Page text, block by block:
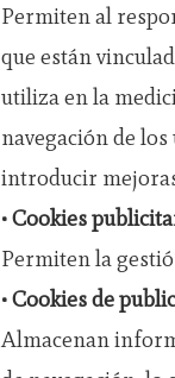
Permiten al
que están
utiliza en la
navegación de
introducir
• Cookies
Permiten la
• Cookies de
Almacenan